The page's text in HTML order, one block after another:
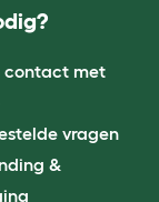
contact met
vragen
&